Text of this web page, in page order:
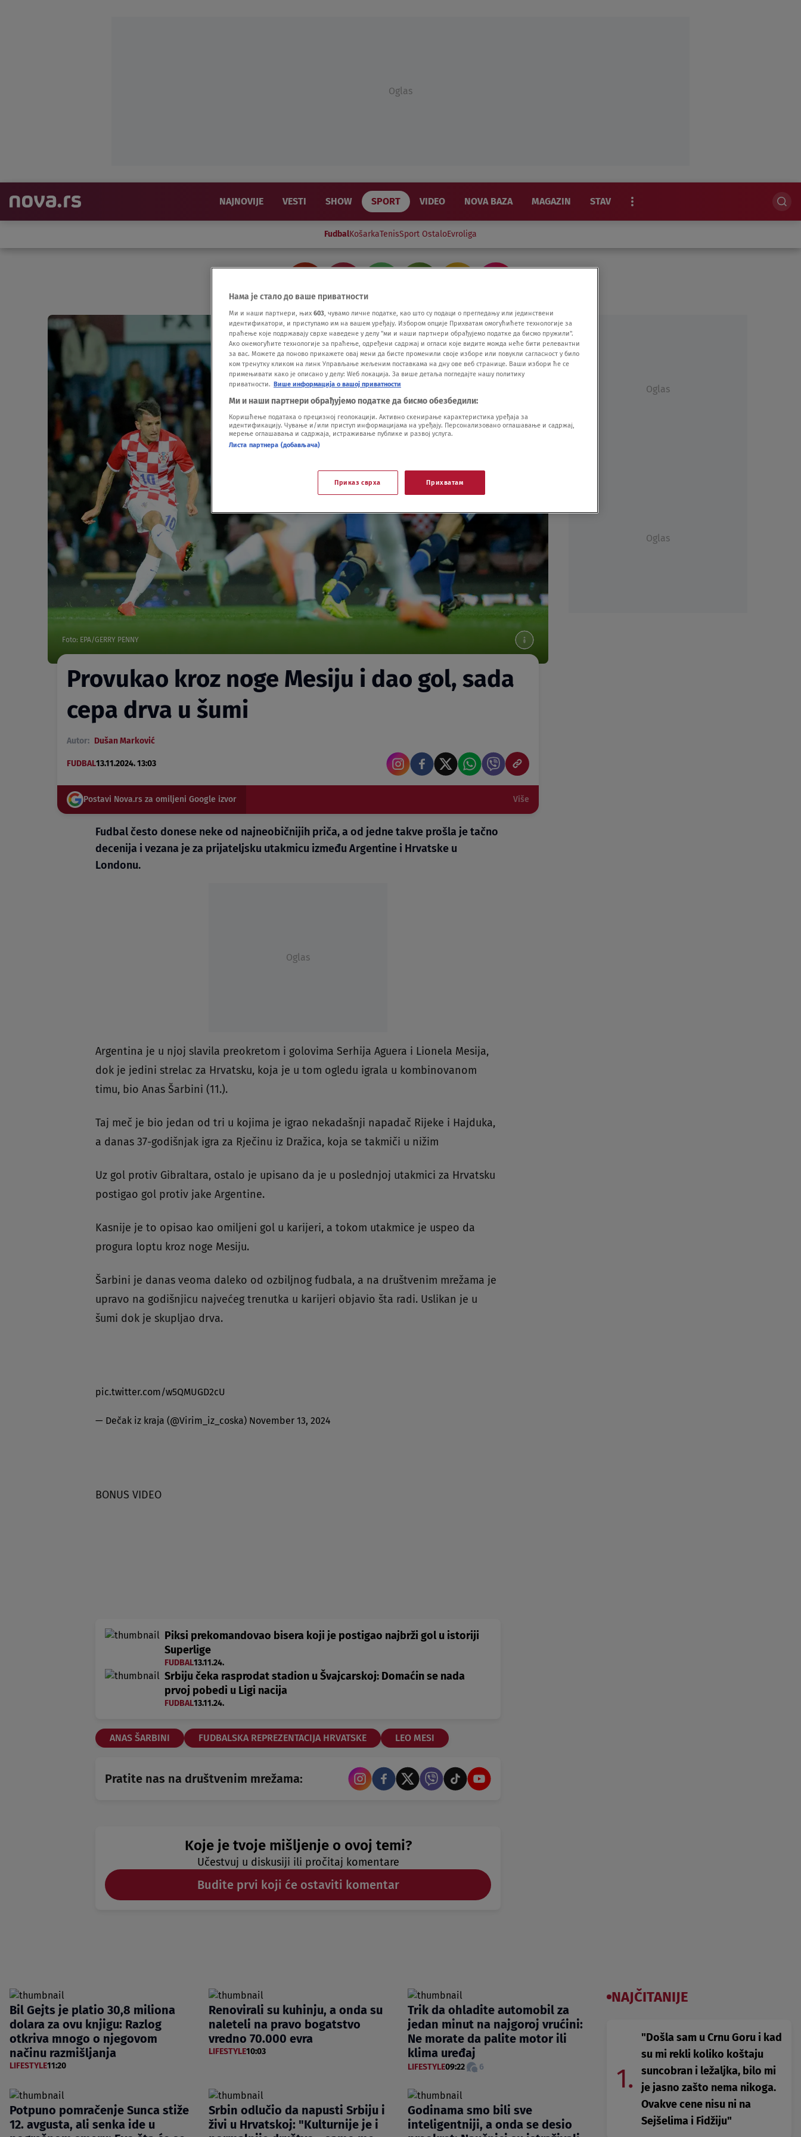
Oglas
NAJNOVIJE VESTI SHOW SPORT VIDEO NOVA BAZA MAGAZIN STAV
FudbalKošarkaTenisSport OstaloEvroliga
Foto: EPA/GERRY PENNY
Provukao kroz noge Mesiju i dao gol, sada
cepa drva u šumi
Autor: Dušan Marković
FUDBAL13.11.2024. 13:03
Postavi Nova.rs za omiljeni Google izvor Više
Fudbal često donese neke od najneobičnijih priča, a od jedne takve prošla je tačno
decenija i vezana je za prijateljsku utakmicu između Argentine i Hrvatske u
Londonu.
Oglas
Argentina je u njoj slavila preokretom i golovima Serhija Aguera i Lionela Mesija,
dok je jedini strelac za Hrvatsku, koja je u tom ogledu igrala u kombinovanom
timu, bio Anas Šarbini (11.).
Taj meč je bio jedan od tri u kojima je igrao nekadašnji napadač Rijeke i Hajduka,
a danas 37-godišnjak igra za Rječinu iz Dražica, koja se takmiči u nižim
Uz gol protiv Gibraltara, ostalo je upisano da je u poslednjoj utakmici za Hrvatsku
postigao gol protiv jake Argentine.
Kasnije je to opisao kao omiljeni gol u karijeri, a tokom utakmice je uspeo da
progura loptu kroz noge Mesiju.
Šarbini je danas veoma daleko od ozbiljnog fudbala, a na društvenim mrežama je
upravo na godišnjicu najvećeg trenutka u karijeri objavio šta radi. Uslikan je u
šumi dok je skupljao drva.
pic.twitter.com/w5QMUGD2cU
— Dečak iz kraja (@Virim_iz_coska) November 13, 2024
BONUS VIDEO
Piksi prekomandovao bisera koji je postigao najbrži gol u istoriji
Superlige
FUDBAL13.11.24.
Srbiju čeka rasprodat stadion u Švajcarskoj: Domaćin se nada
prvoj pobedi u Ligi nacija
FUDBAL13.11.24.
ANAS ŠARBINI FUDBALSKA REPREZENTACIJA HRVATSKE LEO MESI
Pratite nas na društvenim mrežama:
Koje je tvoje mišljenje o ovoj temi?
Učestvuj u diskusiji ili pročitaj komentare
Budite prvi koji će ostaviti komentar
Oglas
Oglas
Bil Gejts je platio 30,8 miliona
dolara za ovu knjigu: Razlog
otkriva mnogo o njegovom
načinu razmišljanja
LIFESTYLE11:20
Renovirali su kuhinju, a onda su
naleteli na pravo bogatstvo
vredno 70.000 evra
LIFESTYLE10:03
Trik da ohladite automobil za
jedan minut na najgoroj vrućini:
Ne morate da palite motor ili
klima uređaj
LIFESTYLE09:22 6
Potpuno pomračenje Sunca stiže
12. avgusta, ali senka ide u
Srbin odlučio da napusti Srbiju i
živi u Hrvatskoj: "Kulturnije je i
Godinama smo bili sve
inteligentniji, a onda se desio
NAJČITANIJE
1.
"Došla sam u Crnu Goru i kad
su mi rekli koliko koštaju
suncobran i ležaljka, bilo mi
je jasno zašto nema nikoga.
Ovakve cene nisu ni na
Sejšelima i Fidžiju"
Нама је стало до ваше приватности
Ми и наши партнери, њих 603, чувамо личне податке, као што су подаци о прегледању или јединствени
идентификатори, и приступамо им на вашем уређају. Избором опције Прихватам омогућићете технологије за
праћење које подржавају сврхе наведене у делу "ми и наши партнери обрађујемо податке да бисмо пружили".
Ако онемогућите технологије за праћење, одређени садржај и огласи које видите можда неће бити релевантни
за вас. Можете да поново прикажете овај мени да бисте променили своје изборе или повукли сагласност у било
ком тренутку кликом на линк Управљање жељеним поставкама на дну ове веб странице. Ваши избори ће се
примењивати како је описано у делу: Wеб локација. За више детаља погледајте нашу политику
приватности. Више информација о вашој приватности
Ми и наши партнери обрађујемо податке да бисмо обезбедили:
Коришћење података о прецизној геолокацији. Активно скенирање карактеристика уређаја за
идентификацију. Чување и/или приступ информацијама на уређају. Персонализовано оглашавање и садржај,
мерење оглашавања и садржаја, истраживање публике и развој услуга.
Листа партнера (добављача)
Приказ сврха Прихватам